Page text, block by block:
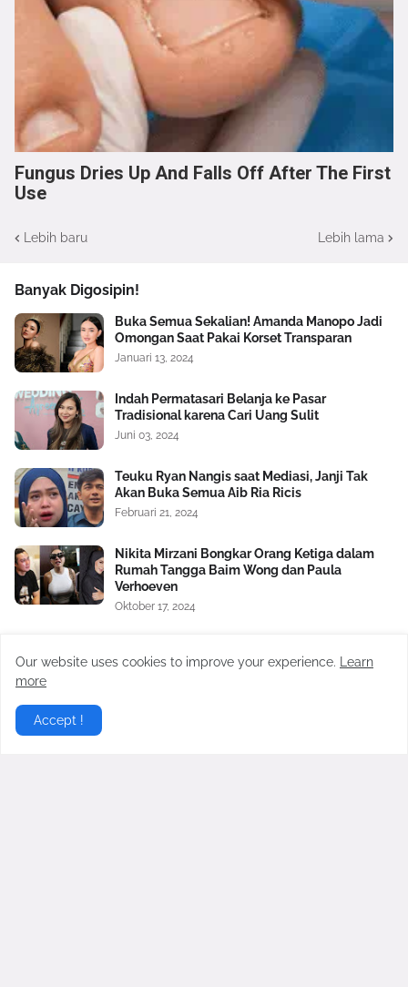
Fungus Dries Up And Falls Off After The First
Use
Lebih baru Lebih lama
Banyak Digosipin!
Buka Semua Sekalian! Amanda Manopo Jadi
Omongan Saat Pakai Korset Transparan
Januari 13, 2024
Indah Permatasari Belanja ke Pasar
Tradisional karena Cari Uang Sulit
Juni 03, 2024
Teuku Ryan Nangis saat Mediasi, Janji Tak
Akan Buka Semua Aib Ria Ricis
Februari 21, 2024
Nikita Mirzani Bongkar Orang Ketiga dalam
Rumah Tangga Baim Wong dan Paula
Verhoeven
Oktober 17, 2024
Dibongkar, Berawal Sakit Hati pada Baim
Our website uses cookies to improve your experience.
Learn
more
Accept !